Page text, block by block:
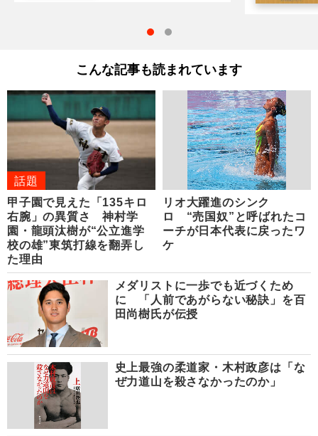
こんな記事も読まれています
話題
甲子園で見えた「135キロ
右腕」の異質さ 神村学
園・龍頭汰樹が“公立進学
校の雄”東筑打線を翻弄し
た理由
リオ大躍進のシンク
ロ “売国奴”と呼ばれたコ
ーチが日本代表に戻ったワ
ケ
メダリストに一歩でも近づくため
に 「人前であがらない秘訣」を百
田尚樹氏が伝授
史上最強の柔道家・木村政彦は「な
ぜ力道山を殺さなかったのか」